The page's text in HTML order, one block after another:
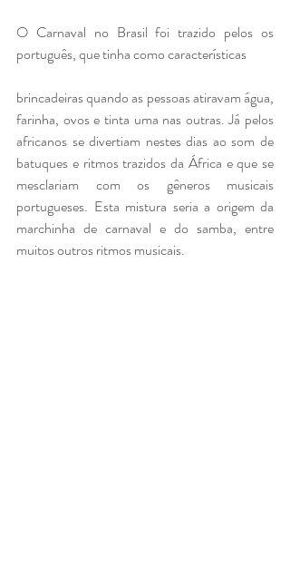
O Carnaval no Brasil foi trazido pelos os
português, que tinha como características
brincadeiras quando as pessoas atiravam água,
farinha, ovos e tinta uma nas outras. Já pelos
africanos se divertiam nestes dias ao som de
batuques e ritmos trazidos da África e que se
mesclariam com os gêneros musicais
portugueses. Esta mistura seria a origem da
marchinha de carnaval e do samba, entre
muitos outros ritmos musicais.